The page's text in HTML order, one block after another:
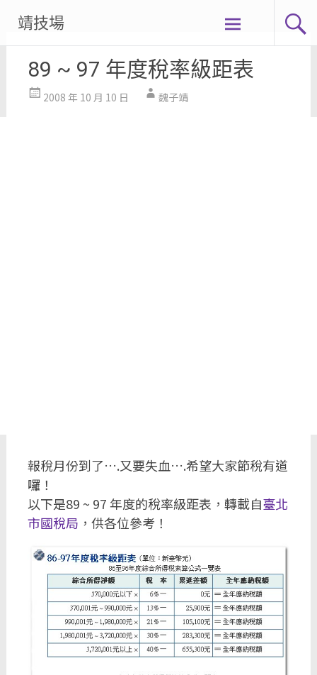
content
靖技場
89 ~ 97 年度稅率級距表
2008 年 10 月 10 日 魏子靖
報稅月份到了….又要失血….希望大家節稅有道
囉！
以下是89 ~ 97 年度的稅率級距表，轉載自臺北
市國稅局 ，供各位參考！